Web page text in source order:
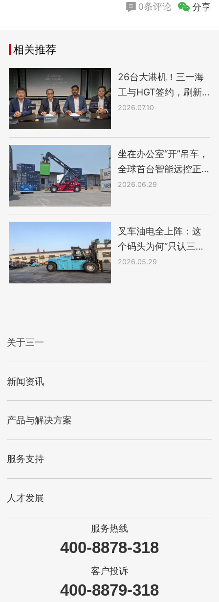
0条评论 分享
相关推荐
26台大港机！三一海
工与HGT签约，刷新
南美项目纪录
2026.07.10
坐在办公室“开”吊车，
全球首台智能远控正
面吊正式投用！
2026.06.29
叉车油电全上阵：这
个码头为何“只认三
一”？
2026.05.29
关于三一
新闻资讯
产品与解决方案
服务支持
人才发展
服务热线
400-8878-318
客户投诉
400-8879-318